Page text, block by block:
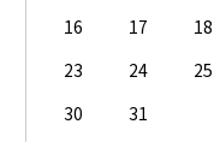
16
17 18
23
24 25
30
31